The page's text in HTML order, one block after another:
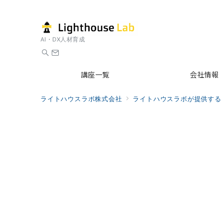
AI・DX人材育成
講座一覧 会社情報
ライトハウスラボ株式会社 ライトハウスラボが提供す